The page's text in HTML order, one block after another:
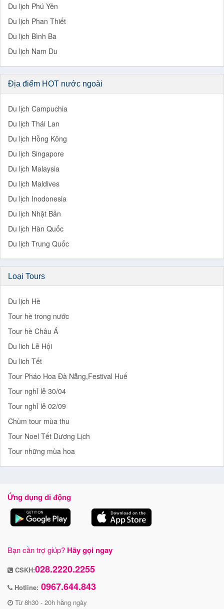
Du lịch Phú Yên
Du lịch Phan Thiết
Du lịch Bình Ba
Du lịch Nam Du
Địa điểm HOT nước ngoài
Du lịch Campuchia
Du lịch Thái Lan
Du lịch Hồng Kông
Du lịch Singapore
Du lịch Malaysia
Du lịch Maldives
Du lịch Inodonesia
Du lịch Nhật Bản
Du lịch Hàn Quốc
Du lịch Trung Quốc
Loại Tours
Du lịch Hè
Tour hè trong nước
Tour hè Châu Á
Du lich Lễ Hội
Du lich Tết
Tour Pháo Hoa Đà Nẵng,Festival Huế
Tour nghỉ lễ 30/04
Tour nghỉ lễ 02/09
Chùm tour mùa thu
Tour Noel Tết Dương Lịch
Tour những mùa hoa
Ứng dụng di động
Bạn cần trợ giúp? Hãy gọi ngay
CSKH:028.2220.2255
Hotline: 0967.644.843
Từ 8h30 - 20h hằng ngày